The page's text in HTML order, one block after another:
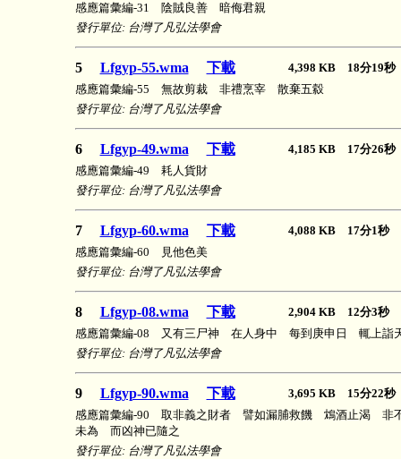
感應篇彙編-31 陰賊良善 暗侮君親
發行單位: 台灣了凡弘法學會
5 Lfgyp-55.wma 下載
4,398 KB 18分19
感應篇彙編-55 無故剪裁 非禮烹宰 散棄五縠
發行單位: 台灣了凡弘法學會
6 Lfgyp-49.wma 下載
4,185 KB 17分26
感應篇彙編-49 耗人貨財
發行單位: 台灣了凡弘法學會
7 Lfgyp-60.wma 下載 4,088 KB 17分1秒
感應篇彙編-60 見他色美
發行單位: 台灣了凡弘法學會
8 Lfgyp-08.wma 下載 2,904 KB 12分3秒
感應篇彙編-08 又有三尸神 在人身中 每到庚申日 輒上
發行單位: 台灣了凡弘法學會
9 Lfgyp-90.wma 下載
3,695 KB 15分22
感應篇彙編-90 取非義之財者 譬如漏脯救饑 鴆酒止渴
未為 而凶神已隨之
發行單位: 台灣了凡弘法學會